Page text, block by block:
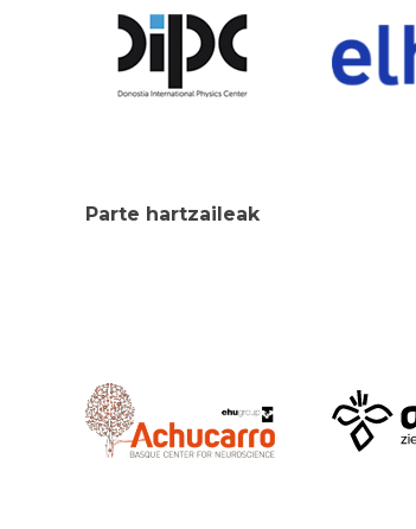
Parte hartzaileak